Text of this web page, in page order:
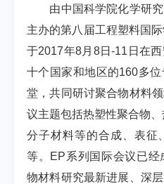
由中国科学院化学研
主办的第八届工程塑料国
于2017年8月 8日-11 日在
十个国家和地区的160多
堂，共同研讨聚合物材料
议主题包括热塑性聚合物
分子材料等的合成、表征
等。 EP系列国际会议已经
物材料研究最新进展、深